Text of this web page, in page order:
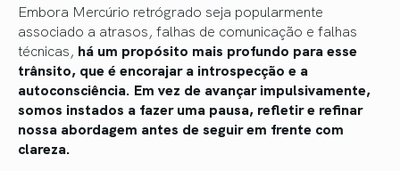
Embora Mercúrio retrógrado seja popularmente
associado a atrasos, falhas de comunicação e falhas
técnicas, há um propósito mais profundo para esse
trânsito, que é encorajar a introspecção e a
autoconsciência. Em vez de avançar impulsivamente,
somos instados a fazer uma pausa, refletir e refinar
nossa abordagem antes de seguir em frente com
clareza.